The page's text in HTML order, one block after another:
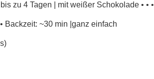
zu 4 Tagen | mit weißer Schokolade • • •
Backzeit: ~30 min |ganz einfach